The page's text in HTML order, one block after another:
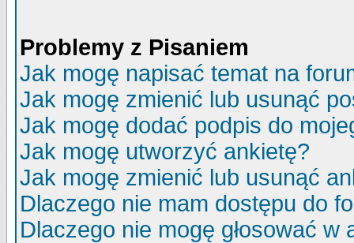
Problemy z Pisaniem
Jak mogę napisać temat na
Jak mogę zmienić lub usunąć
Jak mogę dodać podpis do
Jak mogę utworzyć ankietę?
Jak mogę zmienić lub usunąć
Dlaczego nie mam dostępu do
Dlaczego nie mogę głosować w